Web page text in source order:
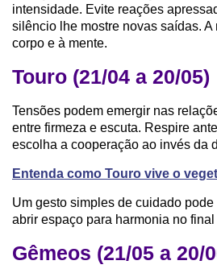
intensidade. Evite reações
silêncio lhe mostre novas saídas.
corpo e à mente.
Touro (21/04 a 20/05)
Tensões podem emergir nas
entre firmeza e escuta. Respire
escolha a cooperação ao invés da
Entenda como Touro vive o
Um gesto simples de cuidado
abrir espaço para harmonia no final
Gêmeos (21/05 a 20/